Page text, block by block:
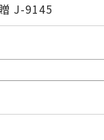
J-9145